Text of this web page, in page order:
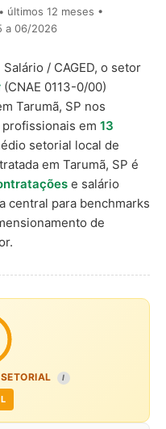
últimos 12 meses •
a 06/2026
/ CAGED, o setor
(CNAE 0113-0/00)
Tarumã, SP nos
em 13
setorial local de
em Tarumã, SP é
e salário
central para benchmarks
de
I